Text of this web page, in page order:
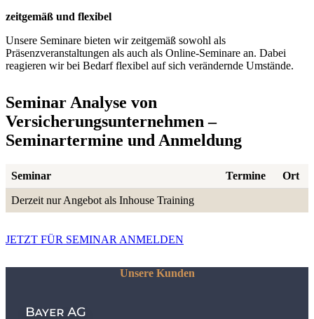
zeitgemäß und flexibel
Unsere Seminare bieten wir zeitgemäß sowohl als
Präsenzveranstaltungen als auch als Online-Seminare an. Dabei
reagieren wir bei Bedarf flexibel auf sich verändernde Umstände.
Seminar Analyse von
Versicherungsunternehmen –
Seminartermine und Anmeldung
Seminar Termine Ort
Derzeit nur Angebot als Inhouse Training
JETZT FÜR SEMINAR ANMELDEN
Unsere Kunden